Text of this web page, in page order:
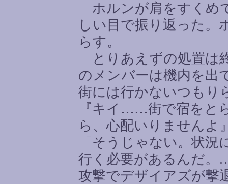
ホルンが肩をすくめ
しい目で振り返った。
らす。
とりあえずの処置は
のメンバーは機内を出
街には行かないつもり
『キイ ……街で宿をと
ら、心配いりませんよ
「そうじゃない。状
行く必要があるんだ。
攻撃でデザイアズが撃